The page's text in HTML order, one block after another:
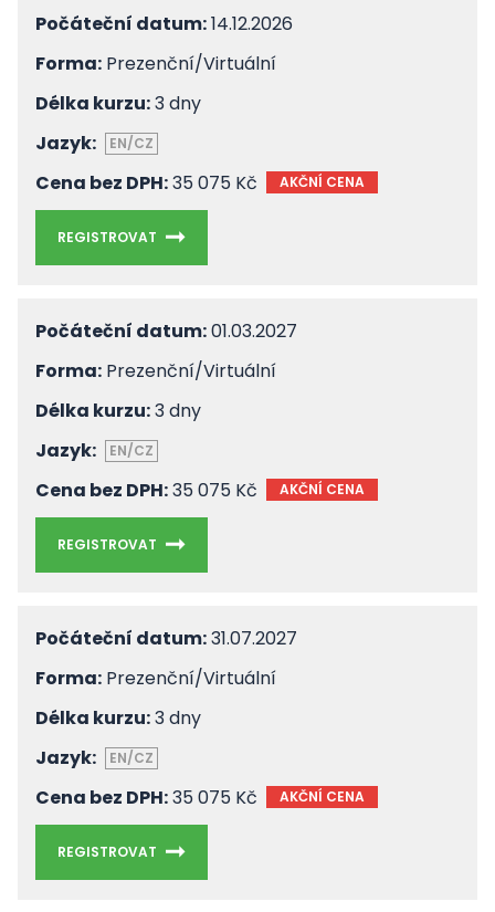
Počáteční datum:14.12.2026
Forma: Prezenční/Virtuální
Délka kurzu:3 dny
Jazyk:
EN/CZ
Cena bez DPH:35 075 Kč AKČNÍ CENA
REGISTROVAT
Počáteční datum:01.03.2027
Forma: Prezenční/Virtuální
Délka kurzu:3 dny
Jazyk:
EN/CZ
Cena bez DPH:35 075 Kč AKČNÍ CENA
REGISTROVAT
Počáteční datum:31.07.2027
Forma: Prezenční/Virtuální
Délka kurzu:3 dny
Jazyk:
EN/CZ
Cena bez DPH:35 075 Kč AKČNÍ CENA
REGISTROVAT